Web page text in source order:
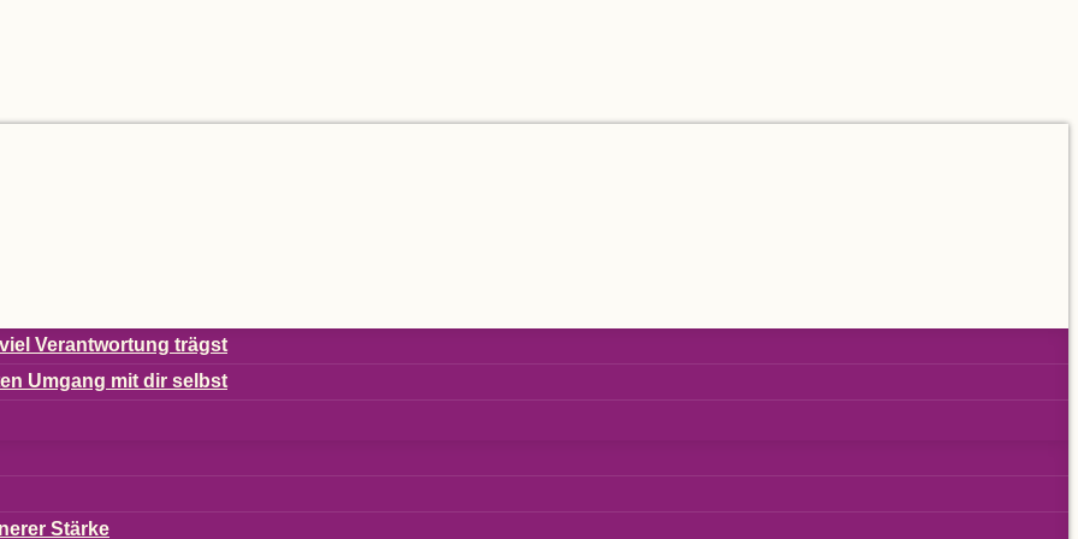
Ver­ant­wor­tung trägst
Umgang mit dir selbst
Stärke